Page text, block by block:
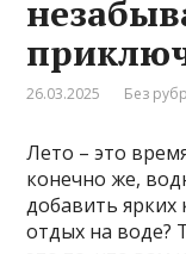
26.03.2025 Без
Лето – это
конечно же,
добавить ярких
отдых на воде?